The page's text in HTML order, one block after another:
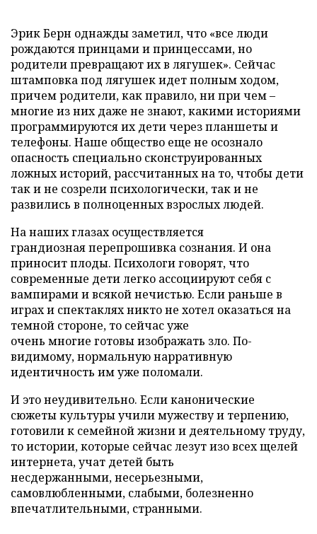
Эрик Берн однажды заметил, что «все люди
рождаются принцами и принцессами, но
родители превращают их в лягушек». Сейчас
штамповка под лягушек идет полным ходом,
причем родители, как правило, ни при чем –
многие из них даже не знают, какими историями
программируются их дети через планшеты и
телефоны. Наше общество еще не осознало
опасность специально сконструированных
ложных историй, рассчитанных на то, чтобы дети
так и не созрели психологически, так и не
развились в полноценных взрослых людей.
На наших глазах осуществляется
грандиозная перепрошивка сознания. И она
приносит плоды. Психологи говорят, что
современные дети легко ассоциируют себя с
вампирами и всякой нечистью. Если раньше в
играх и спектаклях никто не хотел оказаться на
темной стороне, то сейчас уже
очень многие готовы изображать зло. По-
видимому, нормальную нарративную
идентичность им уже поломали.
И это неудивительно. Если канонические
сюжеты культуры учили мужеству и терпению,
готовили к семейной жизни и деятельному труду,
то истории, которые сейчас лезут изо всех щелей
интернета, учат детей быть
несдержанными, несерьезными,
самовлюбленными, слабыми, болезненно
впечатлительными, странными.